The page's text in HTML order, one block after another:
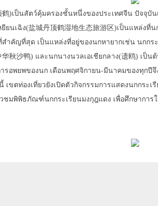
)เป็นสัตว์คุ้มครองชั้นหนึ่งของประเทศจีน ปัจจุบัน
ยนเฉิง(盐城丹顶鹤湿地生态旅游区)เป็นแหล่ง
ำคัญที่สุด เป็นแหล่งที่อยู่ของนกหายากเช่น นกกร
秋沙鸭) และนกนางนวลเอเชียกลาง(遗鸥) เป็น
ารอพยพของนก เดือนพฤศจิกายน-มีนาคมของทุก
เขตท่องเที่ยวยังเปิดตัวกิจกรรมการแสดงนกกระ
วชมพิพิธภัณฑ์นกกระเรียนมงกุฎแดง เพื่อศึกษากา